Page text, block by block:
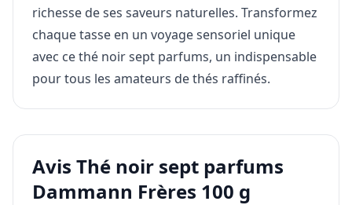
richesse de ses saveurs naturelles. Transformez
chaque tasse en un voyage sensoriel unique
avec ce thé noir sept parfums, un indispensable
pour tous les amateurs de thés raffinés.
Avis Thé noir sept parfums
Dammann Frères 100 g